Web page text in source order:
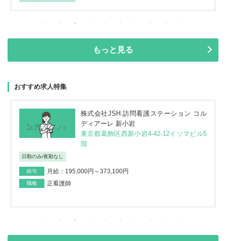
もっと見る
おすすめ求人特集
株式会社JSH 訪問看護ステーション コル
ディアーレ 新小岩
東京都葛飾区西新小岩4-42-12イソマビル5
階
日勤のみ/夜勤なし
給与 月給：195,000円～373,100円
職種 正看護師